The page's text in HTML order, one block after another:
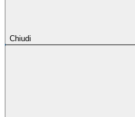
Chiudi